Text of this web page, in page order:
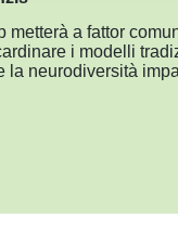
metterà a fattor
i modelli
la neurodiversità